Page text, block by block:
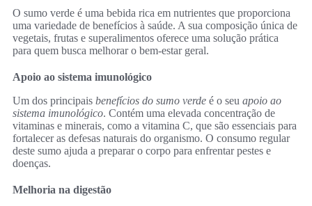
O sumo verde é uma bebida rica em nutrientes que proporciona
uma variedade de benefícios à saúde. A sua composição única de
vegetais, frutas e superalimentos oferece uma solução prática
para quem busca melhorar o bem-estar geral.
Apoio ao sistema imunológico
Um dos principais benefícios do sumo verde é o seu apoio ao
sistema imunológico. Contém uma elevada concentração de
vitaminas e minerais, como a vitamina C, que são essenciais para
fortalecer as defesas naturais do organismo. O consumo regular
deste sumo ajuda a preparar o corpo para enfrentar pestes e
doenças.
Melhoria na digestão